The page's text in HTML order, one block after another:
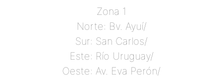
Zona 1
Norte: Bv. Ayuí/
Sur: San Carlos/
Este: Río Uruguay/
Oeste: Av. Eva Perón/